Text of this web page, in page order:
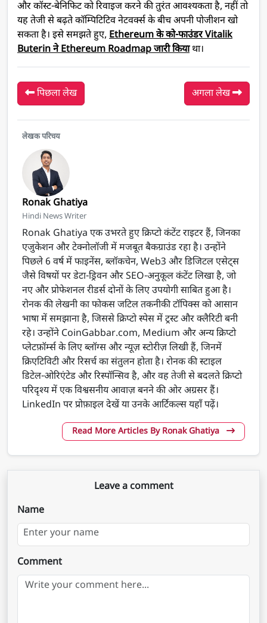
और कॉस्ट-बेनिफिट को रिवाइज करने की तुरंत आवश्यकता है, नहीं तो
यह तेजी से बढ़ते कॉम्पिटिटिव नेटवर्क्स के बीच अपनी पोजीशन खो
सकता है। इसे समझते हुए, Ethereum के को-फाउंडर Vitalik
Buterin ने Ethereum Roadmap जारी कियाथा।
पिछला लेख अगला लेख
लेखक परिचय
Ronak Ghatiya
Hindi News Writer
Ronak Ghatiya एक उभरते हुए क्रिप्टो कंटेंट राइटर हैं, जिनका
एजुकेशन और टेक्नोलॉजी में मजबूत बैकग्राउंड रहा है। उन्होंने
पिछले 6 वर्ष में फाइनेंस, ब्लॉकचेन, Web3 और डिजिटल एसेट्स
जैसे विषयों पर डेटा-ड्रिवन और SEO-अनुकूल कंटेंट लिखा है, जो
नए और प्रोफेशनल रीडर्स दोनों के लिए उपयोगी साबित हुआ है।
रोनक की लेखनी का फोकस जटिल तकनीकी टॉपिक्स को आसान
भाषा में समझाना है, जिससे क्रिप्टो स्पेस में ट्रस्ट और क्लैरिटी बनी
रहे। उन्होंने CoinGabbar.com, Medium और अन्य क्रिप्टो
प्लेटफ़ॉर्म्स के लिए ब्लॉग्स और न्यूज़ स्टोरीज़ लिखी हैं, जिनमें
क्रिएटिविटी और रिसर्च का संतुलन होता है। रोनक की स्टाइल
डिटेल-ओरिएंटेड और रिस्पॉन्सिव है, और वह तेजी से बदलते क्रिप्टो
परिदृश्य में एक विश्वसनीय आवाज़ बनने की ओर अग्रसर हैं।
LinkedIn पर प्रोफ़ाइल देखें या उनके आर्टिकल्स यहाँ पढ़ें।
Read More Articles By Ronak Ghatiya
Leave a comment
Name
Comment